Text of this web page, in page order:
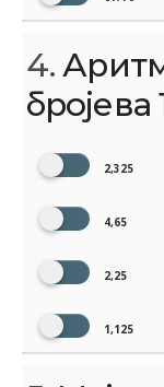
4.
бројева
2,325
4,65
2,25
1,125